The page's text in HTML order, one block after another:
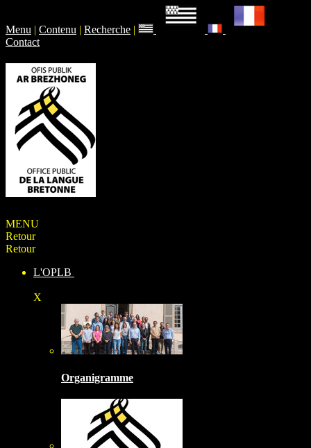
Menu | Contenu | Recherche |
Contact
MENU
Retour
Retour
L'OPLB
X
Organigramme